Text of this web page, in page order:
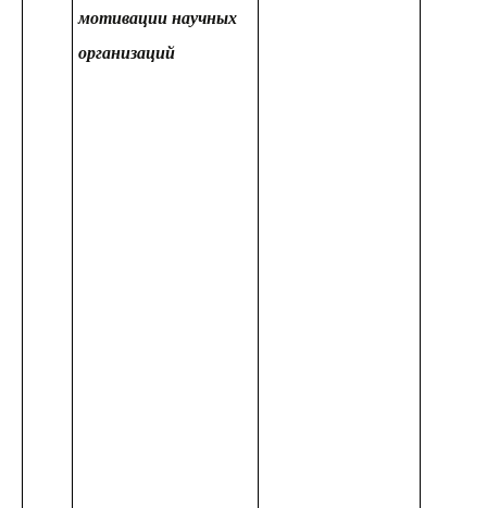
мотивации научных
организаций